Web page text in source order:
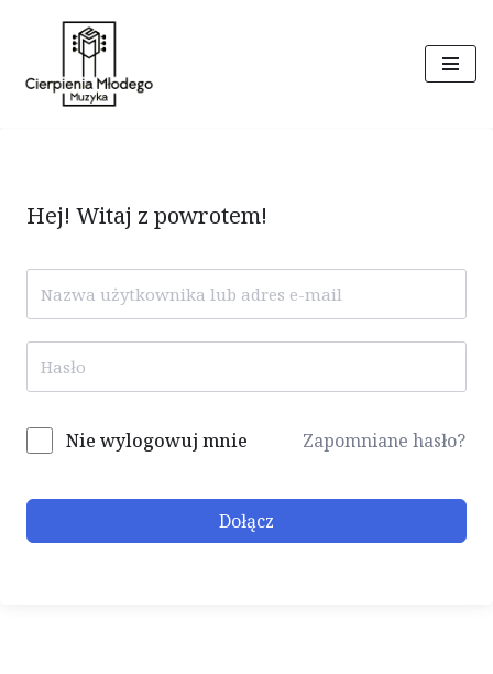
Przejdź
do
Hej! Witaj z powrotem!
Nie wylogowuj mnie Zapomniane hasło?
Dołącz